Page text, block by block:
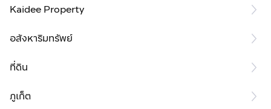
Kaidee Property
อสังหาริมทรัพย์
ที่ดิน
ภูเก็ต